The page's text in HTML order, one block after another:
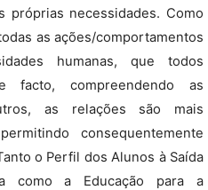
próprias necessidades. Como
as ações/comportamentos
humanas, que todos
facto, compreendendo as
as relações são mais
consequentemente
o Perfil dos Alunos à Saída
como a Educação para a